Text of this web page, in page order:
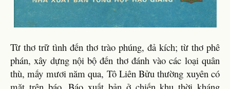
Từ thơ trữ tình đến thơ trào phúng, đả kích; từ thơ phê
phán, xây dựng nội bộ đến thơ đánh vào các loại quân
thù, mấy mươi năm qua, Tô Liên Bửu thường xuyên có